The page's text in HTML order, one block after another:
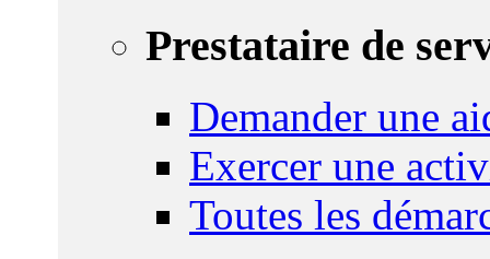
Prestataire de
Demander une
Exercer une
Toutes les